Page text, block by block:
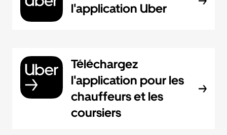
l'application Uber
Téléchargez
l'application pour les
chauffeurs et les
coursiers